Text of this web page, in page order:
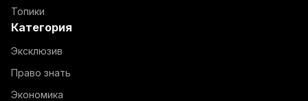
Топики
Категория
Эксклюзив
Право знать
Экономика